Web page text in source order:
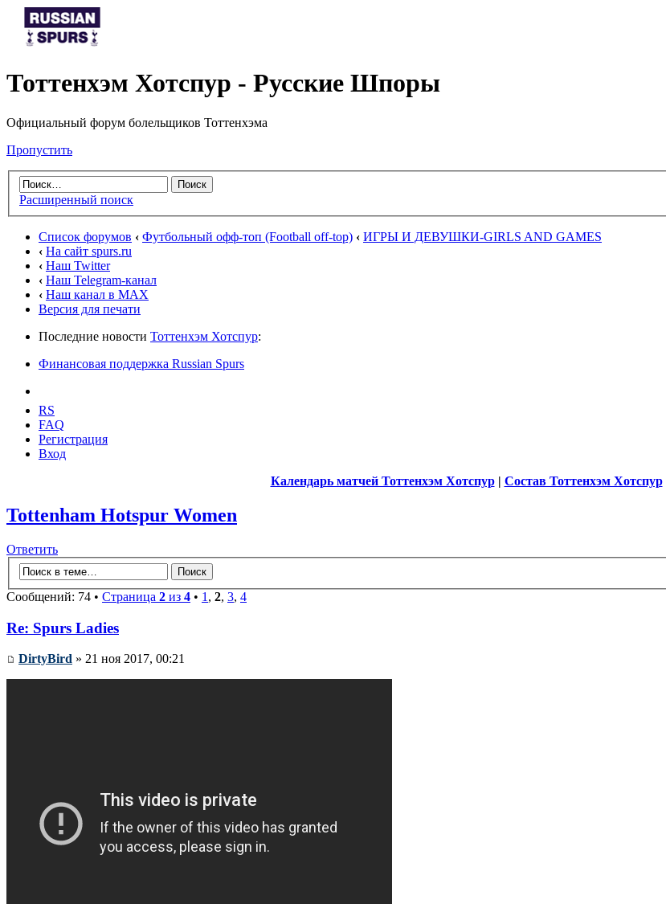
Тоттенхэм Хотспур - Русские Шпоры
Официальный форум болельщиков Тоттенхэма
Пропустить
Расширенный поиск
Список форумов ‹ Футбольный офф-топ (Football off-top) ‹ ИГРЫ И ДЕВУШКИ-GIRLS AND GAMES
‹ На сайт spurs.ru
‹ Наш Twitter
‹ Наш Telegram-канал
‹ Наш канал в MAX
Версия для печати
Последние новости Тоттенхэм Хотспур:
Финансовая поддержка Russian Spurs
RS
FAQ
Регистрация
Вход
Календарь матчей Тоттенхэм Хотспур| Состав Тоттенхэм Хотспур|
Tottenham Hotspur Women
Ответить
Сообщений: 74 • Страница 2 из 4 • 1 , 2, 3, 4
Re: Spurs Ladies
DirtyBird » 21 ноя 2017, 00:21